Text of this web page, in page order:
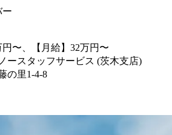
ー
円〜、【月給】32万円〜
ースタッフサービス (茨木支店)
の里1-4-8